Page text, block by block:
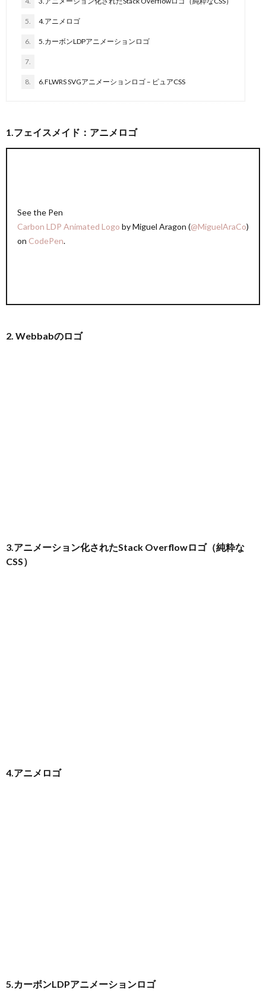
5. 4.アニメロゴ
6. 5.カーボンLDPアニメーションロゴ
7.
8. 6.FLWRS SVGアニメーションロゴ – ピュアCSS
1.フェイスメイド：アニメロゴ
See the Pen
Carbon LDP Animated Logo by Miguel Aragon (@MiguelAraCo)
on CodePen.
2. Webbabのロゴ
3.アニメーション化されたStack Overflowロゴ（純粋な
CSS）
4.アニメロゴ
5.カーボンLDPアニメーションロゴ